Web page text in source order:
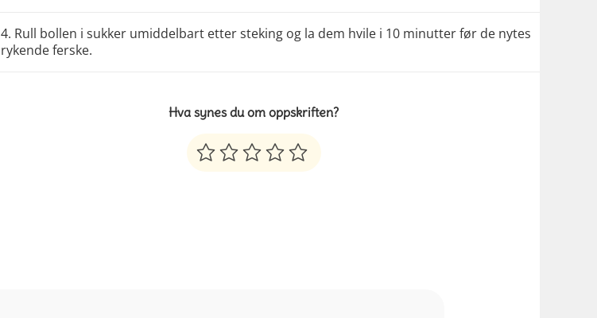
4. Rull bollen i sukker umiddelbart etter steking og la dem hvile i 10 minutter før de nytes
rykende ferske.
Hva synes du om oppskriften?